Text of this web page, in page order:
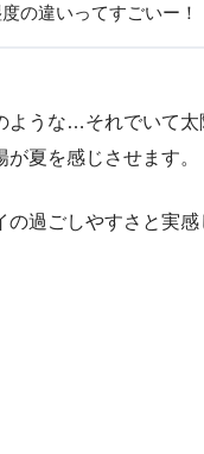
の違いってすごいー！
ような…それでいて太
が夏を感じさせます。
の過ごしやすさと実感